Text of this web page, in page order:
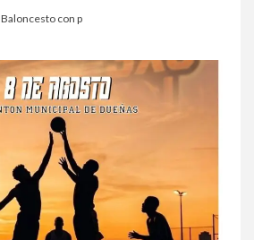
Baloncesto con p